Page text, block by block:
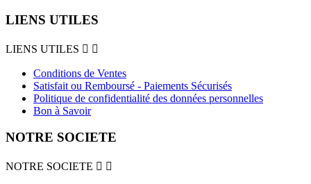
LIENS UTILES
LIENS UTILES  
Conditions de Ventes
Satisfait ou Remboursé - Paiements Sécurisés
Politique de confidentialité des données personnelles
Bon à Savoir
NOTRE SOCIETE
NOTRE SOCIETE  